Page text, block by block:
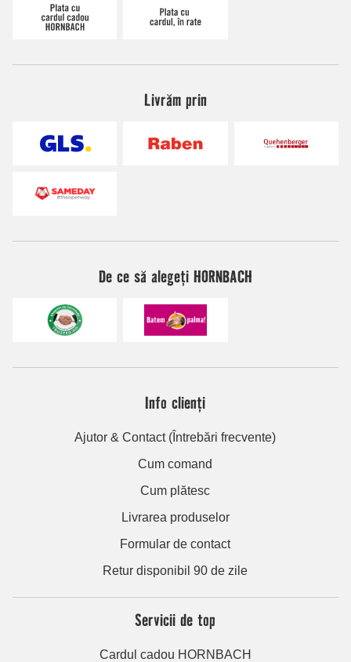
Livrăm prin
De ce să alegeți HORNBACH
Info clienți
Ajutor & Contact (Întrebări frecvente)
Cum comand
Cum plătesc
Livrarea produselor
Formular de contact
Retur disponibil 90 de zile
Servicii de top
Cardul cadou HORNBACH